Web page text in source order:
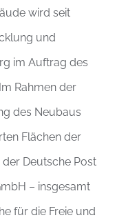
wird seit
und
im Auftrag des
Rahmen der
des Neubaus
Flächen der
der Deutsche Post
– insgesamt
für die Freie und